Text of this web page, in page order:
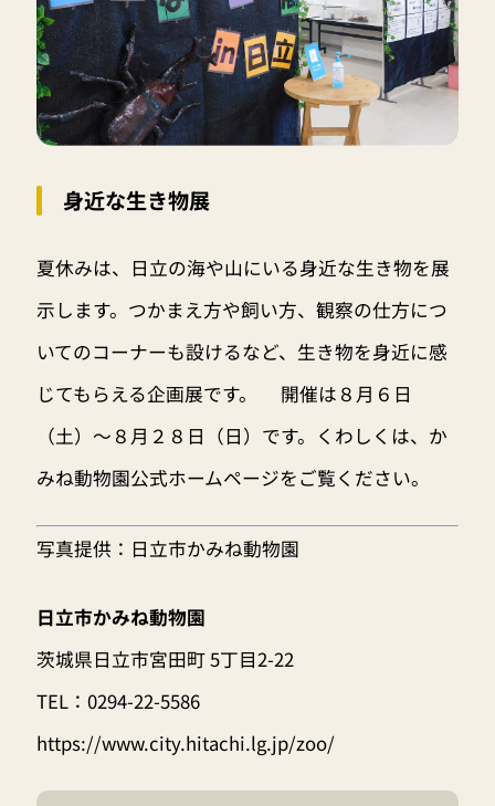
身近な生き物展
夏休みは、日立の海や山にいる身近な生き物を展
示します。つかまえ方や飼い方、観察の仕方につ
いてのコーナーも設けるなど、生き物を身近に感
じてもらえる企画展です。 開催は８月６日
（土）～８月２８日（日）です。くわしくは、か
みね動物園公式ホームページをご覧ください。
写真提供：日立市かみね動物園
日立市かみね動物園
茨城県日立市宮田町 5丁目2-22
TEL：0294-22-5586
https://www.city.hitachi.lg.jp/zoo/